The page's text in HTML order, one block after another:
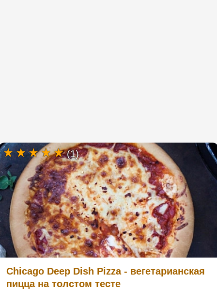
Chicago Deep Dish Pizza - вегетарианская
пицца на толстом тесте
(1)